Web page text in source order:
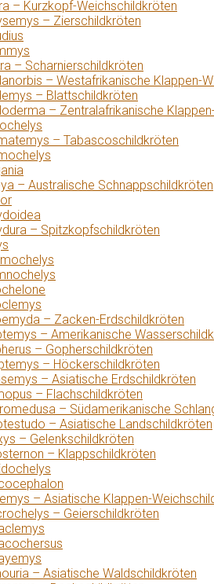
– Kurzkopf-Weichschildkröten
– Zierschildkröten
– Scharnierschildkröten
– Westafrikanische Klappen-
– Blattschildkröten
– Zentralafrikanische
– Tabascoschildkröten
– Australische Schnappschildkröten
– Spitzkopfschildkröten
– Zacken-Erdschildkröten
– Amerikanische
– Gopherschildkröten
– Höckerschildkröten
– Asiatische Erdschildkröten
– Flachschildkröten
– Südamerikanische
– Asiatische Landschildkröten
– Gelenkschildkröten
– Klappschildkröten
– Asiatische Klappen-
– Geierschildkröten
– Asiatische Waldschildkröten